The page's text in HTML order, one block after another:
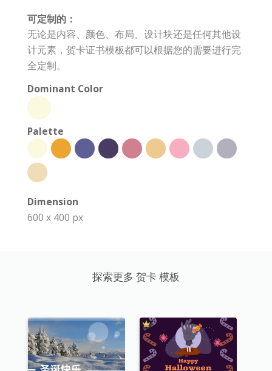
可定制的：
无论是内容、颜色、布局、设计块还是任何其他设
计元素，贺卡证书模板都可以根据您的需要进行完
全定制。
Dominant Color
Palette
Dimension
600 x 400 px
探索更多 贺卡 模板